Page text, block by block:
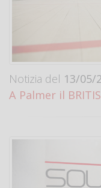
Notizia del 13/05/
A Palmer il